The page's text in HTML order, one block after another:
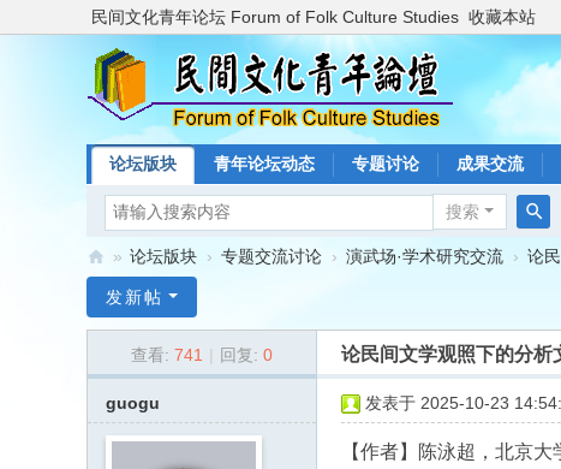
民间文化青年论坛 Forum of Folk Culture Studies 收藏本站
论坛版块 青年论坛动态 专题讨论 成果交流
搜索
搜
间
» 论坛版块 › 专题交流讨论 › 演武场·学术研究交流 › 论
发新帖
查看: 741 | 回复: 0 论民间文学观照下的分
guogu 发表于 2025-10-23
【作者】陈泳超，北京大